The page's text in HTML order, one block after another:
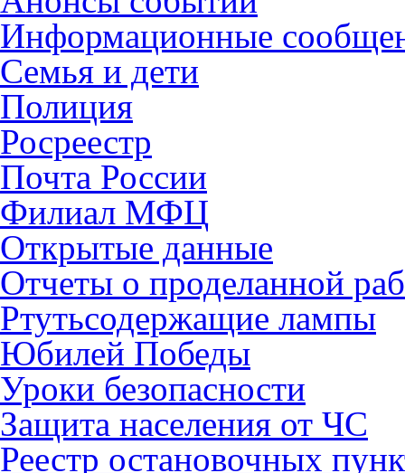
Информационные
Семья и дети
Полиция
Росреестр
Почта России
Филиал МФЦ
Открытые данные
Отчеты о проделанной
Ртутьсодержащие лампы
Юбилей Победы
Уроки безопасности
Защита населения от ЧС
Реестр остановочных